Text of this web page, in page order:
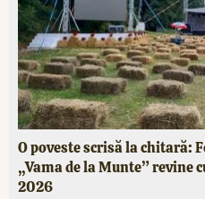
O poveste scrisă la chitară:
„Vama de la Munte” revine
2026